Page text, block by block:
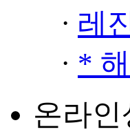
· 레
· *
온라인